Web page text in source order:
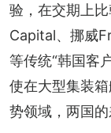
验，在交期上
Capital、挪威
等传统“韩国客
使在大型集装
势领域，两国的